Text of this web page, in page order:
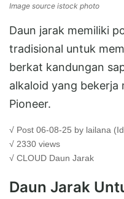
Image source istock photo
Daun jarak memiliki
tradisional untuk
berkat kandungan
alkaloid yang bekerja
Pioneer.
√ Post 06-08-25 by lailana
√ 2330 views
√ CLOUD Daun Jarak
Daun Jarak